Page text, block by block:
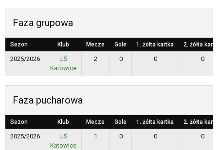
Faza grupowa
Sezon Klub Mecze Gole 1. żółta kartka 2. żółta
2025/2026
UŚ
Katowice
2 0 0 0
Faza pucharowa
Sezon Klub Mecze Gole 1. żółta kartka 2. żółta
2025/2026
UŚ
Katowice
1 0 0 0